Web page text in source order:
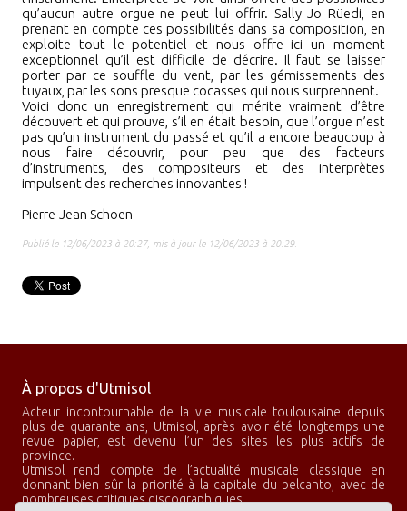
qu’aucun autre orgue ne peut lui offrir. Sally Jo Rüedi, en
prenant en compte ces possibilités dans sa composition, en
exploite tout le potentiel et nous offre ici un moment
exceptionnel qu’il est difficile de décrire. Il faut se laisser
porter par ce souffle du vent, par les gémissements des
tuyaux, par les sons presque cocasses qui nous surprennent.
Voici donc un enregistrement qui mérite vraiment d’être
découvert et qui prouve, s’il en était besoin, que l’orgue n’est
pas qu’un instrument du passé et qu’il a encore beaucoup à
nous faire découvrir, pour peu que des facteurs
d’instruments, des compositeurs et des interprètes
impulsent des recherches innovantes !
Pierre-Jean Schoen
Publié le 12/06/2023 à 20:27, mis à jour le 12/06/2023 à 20:29.
À propos d'Utmisol
Acteur incontournable de la vie musicale toulousaine depuis
plus de quarante ans, Utmisol, après avoir été longtemps une
revue papier, est devenu l’un des sites les plus actifs de
province.
Utmisol rend compte de l’actualité musicale classique en
donnant bien sûr la priorité à la capitale du belcanto, avec de
nombreuses critiques discographiques.